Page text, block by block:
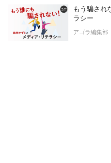
もう騙され
ラシー
アゴラ編集部